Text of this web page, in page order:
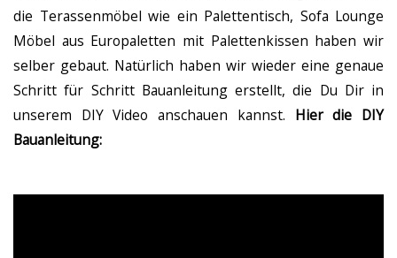
die Terassenmöbel wie ein Palettentisch, Sofa Lounge
Möbel aus Europaletten mit Palettenkissen haben wir
selber gebaut. Natürlich haben wir wieder eine genaue
Schritt für Schritt Bauanleitung erstellt, die Du Dir in
unserem DIY Video anschauen kannst. Hier die DIY
Bauanleitung: